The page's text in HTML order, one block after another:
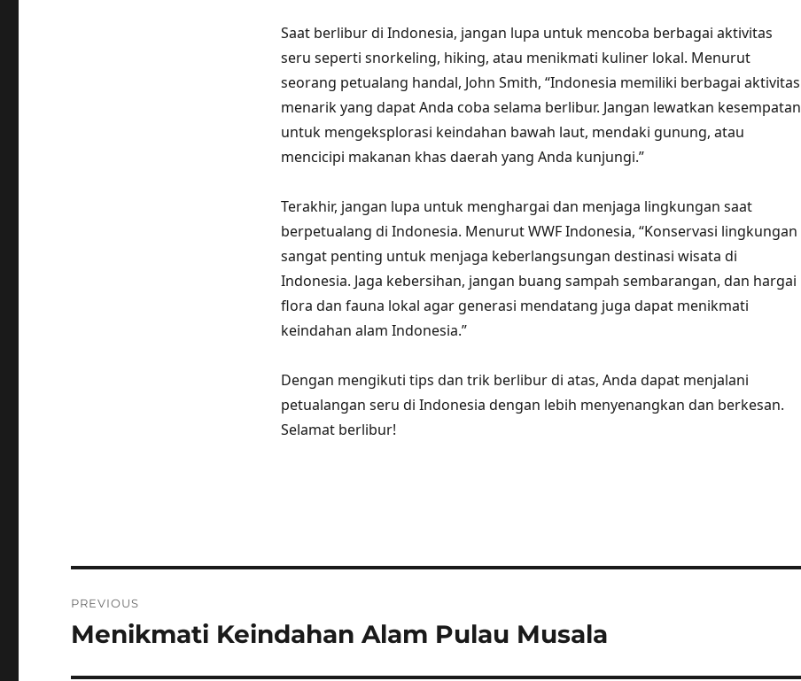
Saat berlibur di Indonesia, jangan lupa untuk mencoba berbagai aktivitas
seru seperti snorkeling, hiking, atau menikmati kuliner lokal. Menurut
seorang petualang handal, John Smith, “Indonesia memiliki berbagai aktivitas
menarik yang dapat Anda coba selama berlibur. Jangan lewatkan kesempatan
untuk mengeksplorasi keindahan bawah laut, mendaki gunung, atau
mencicipi makanan khas daerah yang Anda kunjungi.”
Terakhir, jangan lupa untuk menghargai dan menjaga lingkungan saat
berpetualang di Indonesia. Menurut WWF Indonesia, “Konservasi lingkungan
sangat penting untuk menjaga keberlangsungan destinasi wisata di
Indonesia. Jaga kebersihan, jangan buang sampah sembarangan, dan hargai
flora dan fauna lokal agar generasi mendatang juga dapat menikmati
keindahan alam Indonesia.”
Dengan mengikuti tips dan trik berlibur di atas, Anda dapat menjalani
petualangan seru di Indonesia dengan lebih menyenangkan dan berkesan.
Selamat berlibur!
navigation
PREVIOUS
Previous
Menikmati Keindahan Alam Pulau Musala